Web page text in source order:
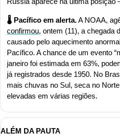
🌡️ Pacífico em alerta.
confirmou, ontem (11), a chegada
causado pelo aquecimento
Pacífico. A chance de um evento
janeiro foi estimada em 63%,
já registrados desde 1950. No
mais chuvas no Sul, seca no
elevadas em várias regiões.
ALÉM DA PAUTA